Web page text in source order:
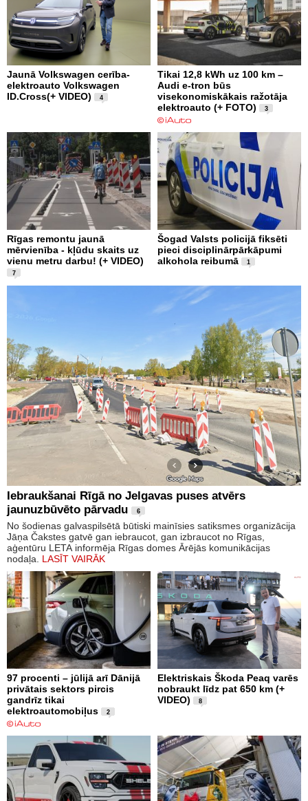
Jaunā Volkswagen cerība-
elektroauto Volkswagen
ID.Cross(+ VIDEO)
4
Tikai 12,8 kWh uz 100 km –
Audi e-tron būs
visekonomiskākais ražotāja
elektroauto (+ FOTO)
3
Rīgas remontu jaunā
mērvienība - kļūdu skaits uz
vienu metru darbu! (+ VIDEO)
7
Šogad Valsts policijā fiksēti
pieci disciplinārpārkāpumi
alkohola reibumā
1
Iebraukšanai Rīgā no Jelgavas puses atvērs
jaunuzbūvēto pārvadu
6
No šodienas galvaspilsētā būtiski mainīsies satiksmes organizācija
Jāņa Čakstes gatvē gan iebraucot, gan izbraucot no Rīgas,
aģentūru LETA informēja Rīgas domes Ārējās komunikācijas
nodaļa. LASĪT VAIRĀK
97 procenti – jūlijā arī Dānijā
privātais sektors pircis
gandrīz tikai
elektroautomobiļus
2
Elektriskais Škoda Peaq varēs
nobraukt līdz pat 650 km (+
VIDEO)
8